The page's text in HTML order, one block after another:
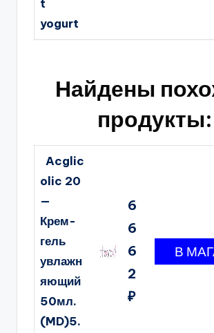
t
yogurt
Найдены
продукты:
Acglic
olic 20
—
Крем-
гель
увлажн
яющий
50мл.
(MD)5.
6
6
6
2
₽